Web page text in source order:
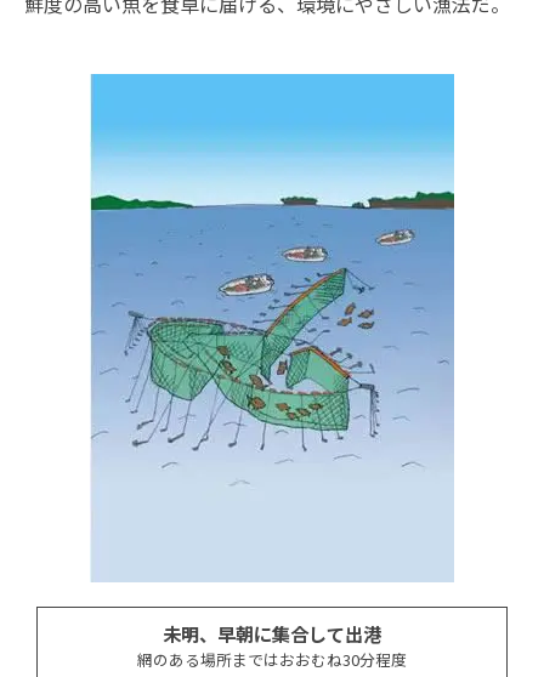
未明、早朝に集合して出港
網のある場所まではおおむね30分程度